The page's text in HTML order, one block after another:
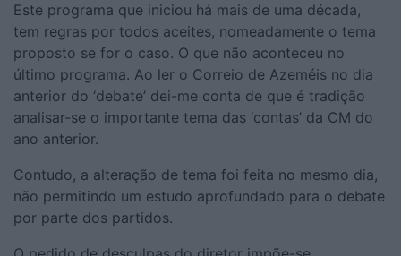
Este programa que iniciou há mais de uma década,
tem regras por todos aceites, nomeadamente o tema
proposto se for o caso. O que não aconteceu no
último programa. Ao ler o Correio de Azeméis no dia
anterior do ‘debate’ dei-me conta de que é tradição
analisar-se o importante tema das ‘contas’ da CM do
ano anterior.
Contudo, a alteração de tema foi feita no mesmo dia,
não permitindo um estudo aprofundado para o debate
por parte dos partidos.